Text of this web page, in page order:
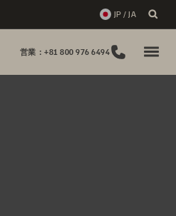
JP / JA
営業：+81 800 976 6494